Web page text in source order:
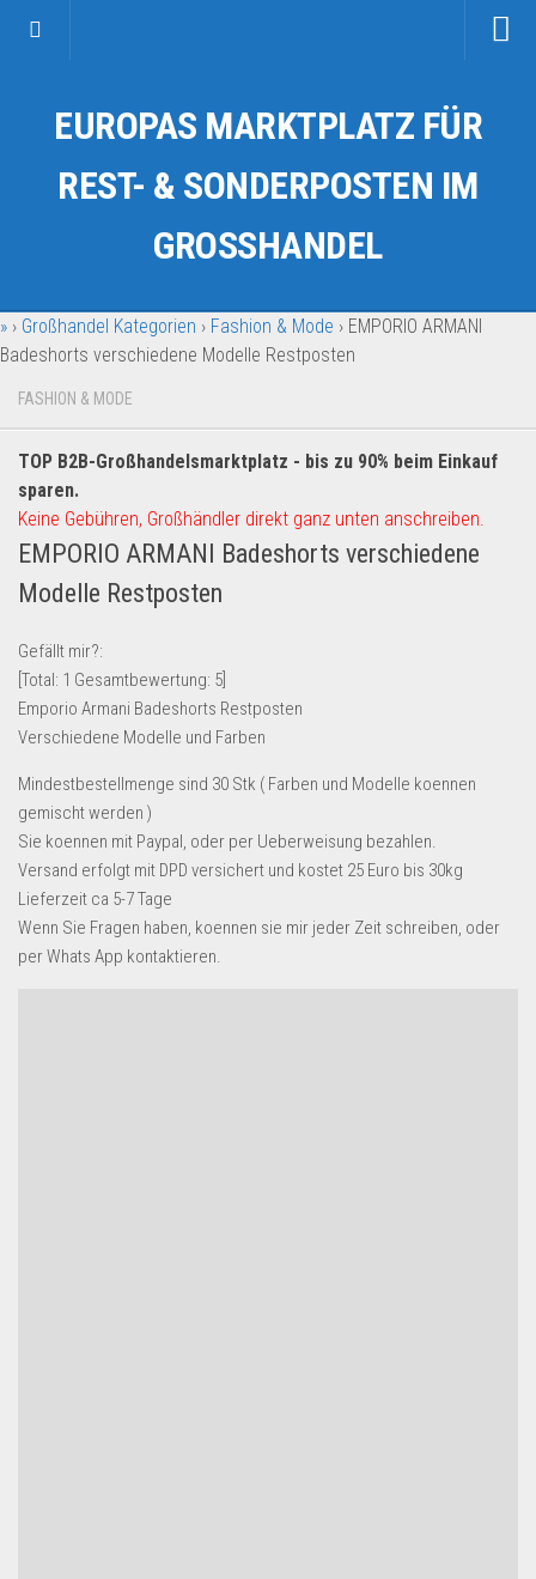
Kategorien
Auto & Motorrad
Fahrzeuge & Transport
Garten & Werkzeug
Geschäft, Büro & Schreibwaren
Geschenkartikel
Handy und Smartphone
Kosmetik & Pflege
Lebensmittel & Getränke
Multimedia & Elektro
Münzen
Spielzeug & Games
Uhren & Schmuck
Wohnen & Einrichten
Restposten-Angebote
Restposten für Privatpersonen
eBay Restposten kaufen
EUROPAS MARKTPLATZ FÜR
REST- & SONDERPOSTEN IM
GROSSHANDEL
» › Großhandel Kategorien › Fashion & Mode › EMPORIO ARMANI
Badeshorts verschiedene Modelle Restposten
FASHION & MODE
TOP B2B-Großhandelsmarktplatz - bis zu 90% beim Einkauf
sparen.
Keine Gebühren, Großhändler direkt ganz unten anschreiben.
EMPORIO ARMANI Badeshorts verschiedene
Modelle Restposten
Gefällt mir?:
[Total: 1 Gesamtbewertung: 5
Emporio Armani Badeshorts Restposten
Verschiedene Modelle und Farben
Mindestbestellmenge sind 30 Stk ( Farben und Modelle koennen
gemischt werden )
Sie koennen mit Paypal, oder per Ueberweisung bezahlen.
Versand erfolgt mit DPD versichert und kostet 25 Euro bis 30kg
Lieferzeit ca 5-7 Tage
Wenn Sie Fragen haben, koennen sie mir jeder Zeit schreiben, oder
per Whats App kontaktieren.